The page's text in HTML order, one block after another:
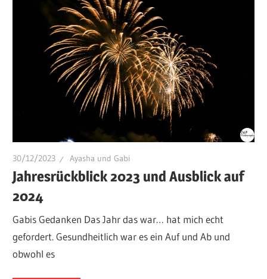
30/12/2023 Ayasha und Gabi
Jahresrückblick 2023 und Ausblick auf
2024
Gabis Gedanken Das Jahr das war… hat mich echt
gefordert. Gesundheitlich war es ein Auf und Ab und
obwohl es